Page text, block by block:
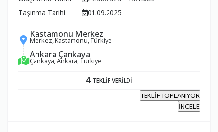
Taşınma Tarihi
01.09.2025
Kastamonu Merkez
Merkez, Kastamonu, Türkiye
Ankara Çankaya
Çankaya, Ankara, Türkiye
4 TEKLİF VERİLDİ
TEKLİF TOPLANIYOR
İNCELE